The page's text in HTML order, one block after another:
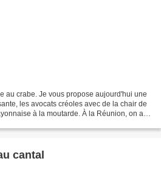
au crabe. Je vous propose aujourd'hui une
les avocats créoles avec de la chair de
à la moutarde. À la Réunion, on a la
cantal